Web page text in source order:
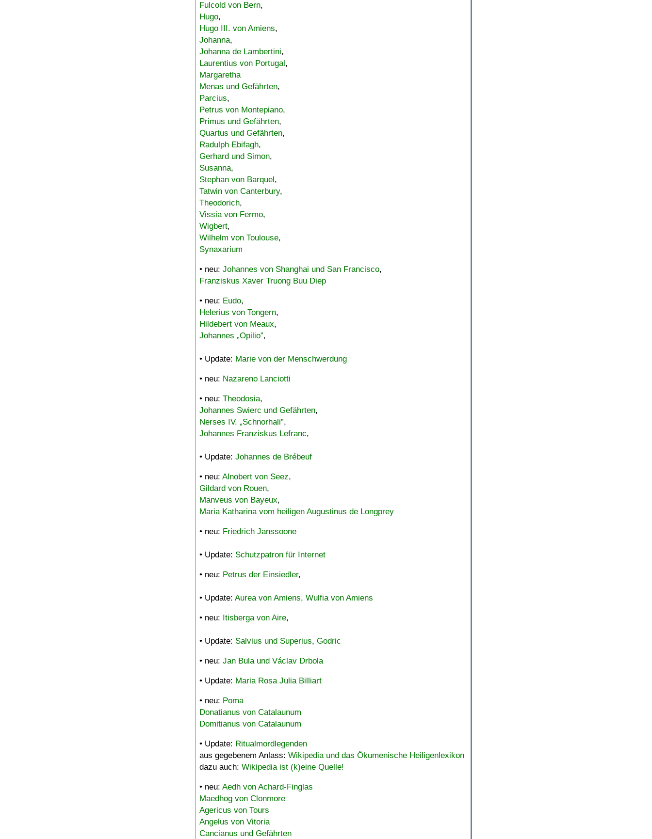
Fulcold von Bern,
Hugo,
Hugo III. von Amiens,
Johanna,
Johanna de Lambertini,
Laurentius von Portugal,
Margaretha
Menas und Gefährten,
Parcius,
Petrus von Montepiano,
Primus und Gefährten,
Quartus und Gefährten,
Radulph Ebifagh,
Gerhard und Simon,
Susanna,
Stephan von Barquel,
Tatwin von Canterbury,
Theodorich,
Vissia von Fermo,
Wigbert,
Wilhelm von Toulouse,
Synaxarium
• neu: Johannes von Shanghai und San Francisco,
Franziskus Xaver Truong Buu Diep
• neu: Eudo,
Helerius von Tongern,
Hildebert von Meaux,
Johannes „Opilio”,
• Update: Marie von der Menschwerdung
• neu: Nazareno Lanciotti
• neu: Theodosia,
Johannes Swierc und Gefährten,
Nerses IV. „Schnorhali”,
Johannes Franziskus Lefranc,
• Update: Johannes de Brébeuf
• neu: Alnobert von Seez,
Gildard von Rouen,
Manveus von Bayeux,
Maria Katharina vom heiligen Augustinus de Longprey
• neu: Friedrich Janssoone
• Update: Schutzpatron für Internet
• neu: Petrus der Einsiedler,
• Update: Aurea von Amiens, Wulfia von Amiens
• neu: Itisberga von Aire,
• Update: Salvius und Superius, Godric
• neu: Jan Bula und Václav Drbola
• Update: Maria Rosa Julia Billiart
• neu: Poma
Donatianus von Catalaunum
Domitianus von Catalaunum
• Update: Ritualmordlegenden
aus gegebenem Anlass: Wikipedia und das Ökumenische Heiligenlexikon
dazu auch: Wikipedia ist (k)eine Quelle!
• neu: Aedh von Achard-Finglas
Maedhog von Clonmore
Agericus von Tours
Angelus von Vitoria
Cancianus und Gefährten